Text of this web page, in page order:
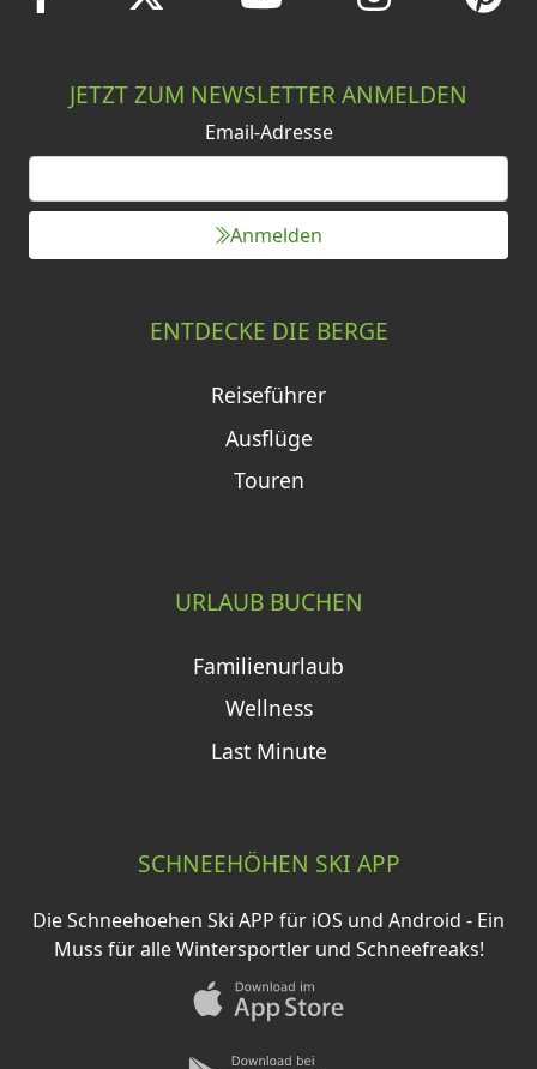
JETZT ZUM NEWSLETTER ANMELDEN
Email-Adresse
Anmelden
ENTDECKE DIE BERGE
Reiseführer
Ausflüge
Touren
URLAUB BUCHEN
Familienurlaub
Wellness
Last Minute
SCHNEEHÖHEN SKI APP
Die Schneehoehen Ski APP für iOS und Android - Ein
Muss für alle Wintersportler und Schneefreaks!